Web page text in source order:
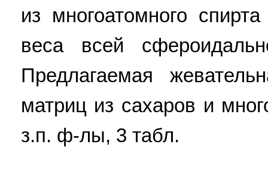
из многоатомного
веса всей
Предлагаемая
матриц из сахаров и
з.п. ф-лы, 3 табл.